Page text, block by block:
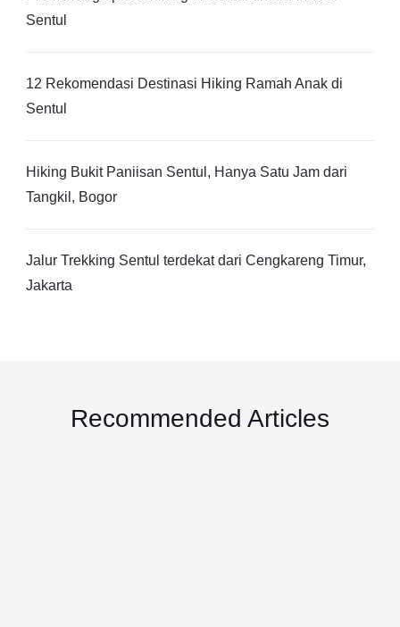
Sentul
12 Rekomendasi Destinasi Hiking Ramah Anak di
Sentul
Hiking Bukit Paniisan Sentul, Hanya Satu Jam dari
Tangkil, Bogor
Jalur Trekking Sentul terdekat dari Cengkareng Timur,
Jakarta
Recommended Articles